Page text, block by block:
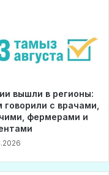
вышли в регионы:
говорили с врачами,
фермерами и